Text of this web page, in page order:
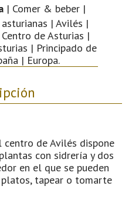
| Comer & beber |
| Avilés |
de Asturias |
| Principado de
| Europa.
centro de Avilés dispone
con sidrería y dos
en el que se pueden
tapear o tomarte